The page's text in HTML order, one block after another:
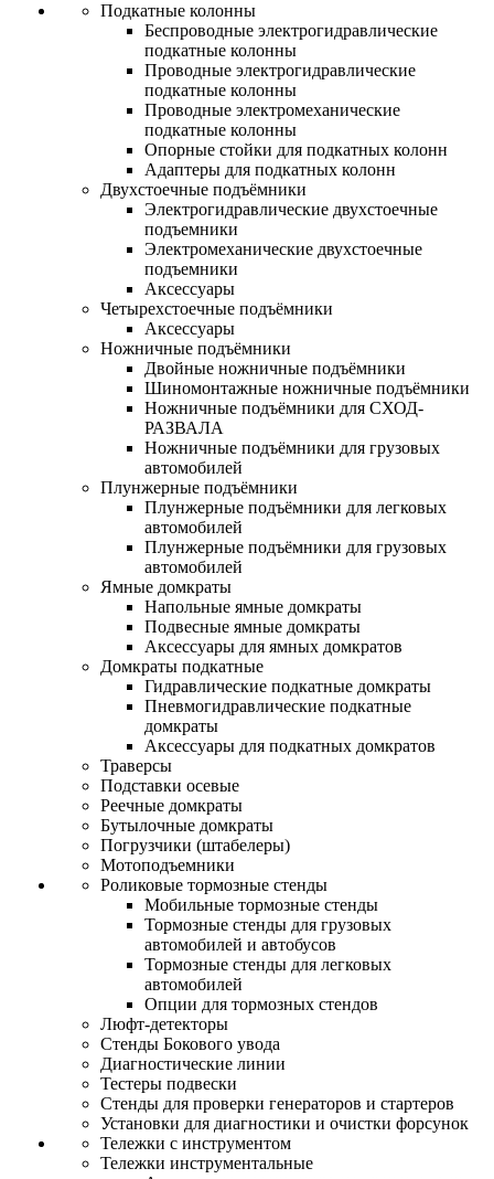
Подкатные колонны
Беспроводные электрогидравлические
подкатные колонны
Проводные электрогидравлические
подкатные колонны
Проводные электромеханические
подкатные колонны
Опорные стойки для подкатных колонн
Адаптеры для подкатных колонн
Двухстоечные подъёмники
Электрогидравлические двухстоечные
подъемники
Электромеханические двухстоечные
подъемники
Аксессуары
Четырехстоечные подъёмники
Аксессуары
Ножничные подъёмники
Двойные ножничные подъёмники
Шиномонтажные ножничные подъёмники
Ножничные подъёмники для СХОД-
РАЗВАЛА
Ножничные подъёмники для грузовых
автомобилей
Плунжерные подъёмники
Плунжерные подъёмники для легковых
автомобилей
Плунжерные подъёмники для грузовых
автомобилей
Ямные домкраты
Напольные ямные домкраты
Подвесные ямные домкраты
Аксессуары для ямных домкратов
Домкраты подкатные
Гидравлические подкатные домкраты
Пневмогидравлические подкатные
домкраты
Аксессуары для подкатных домкратов
Траверсы
Подставки осевые
Реечные домкраты
Бутылочные домкраты
Погрузчики (штабелеры)
Мотоподъемники
Роликовые тормозные стенды
Мобильные тормозные стенды
Тормозные стенды для грузовых
автомобилей и автобусов
Тормозные стенды для легковых
автомобилей
Опции для тормозных стендов
Люфт-детекторы
Стенды Бокового увода
Диагностические линии
Тестеры подвески
Стенды для проверки генераторов и стартеров
Установки для диагностики и очистки форсунок
Тележки с инструментом
Тележки инструментальные